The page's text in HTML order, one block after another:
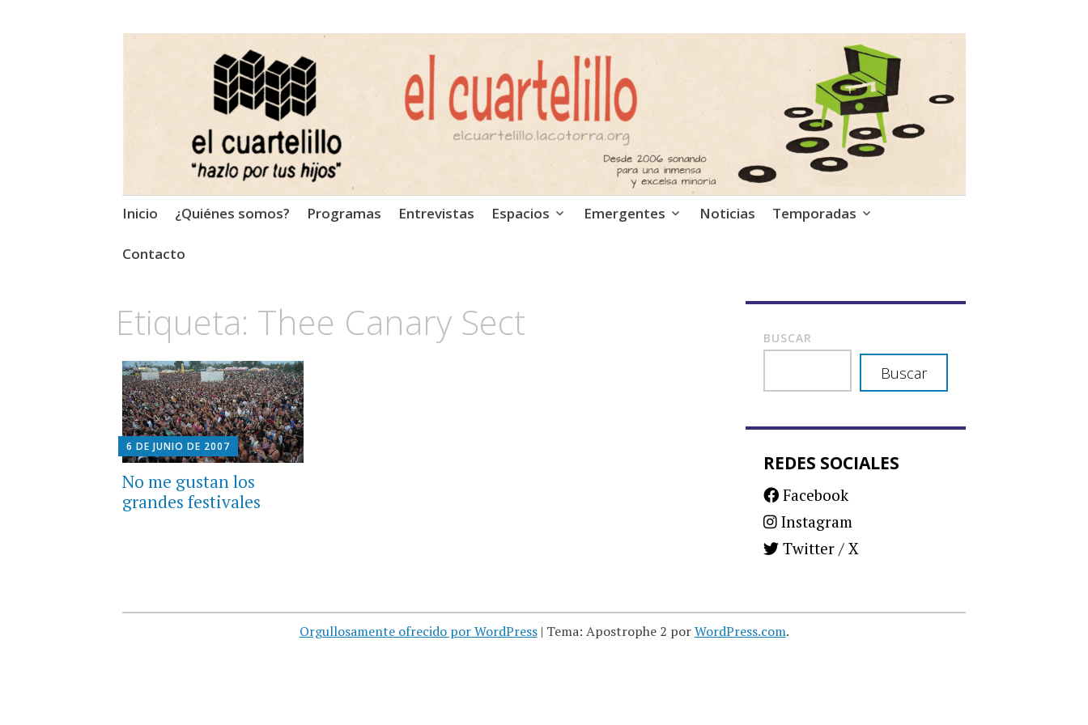
El Cuartelillo
Programa de radio de música independiente. Podcast
Saltar
contenido
Inicio ¿Quiénes somos? Programas Entrevistas Espacios Emergentes Noticias Temporadas
Contacto
Etiqueta: Thee Canary Sect
6 DE JUNIO DE 2007
No me gustan los
grandes festivales
BUSCAR
Buscar
REDES SOCIALES
Facebook
Instagram
Twitter / X
Orgullosamente ofrecido por WordPress | Tema: Apostrophe 2 porWordPress.com.